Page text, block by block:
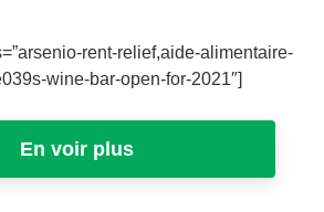
rent-relief,aide-alimentaire-
wine-bar-open-for-2021″]
En voir plus